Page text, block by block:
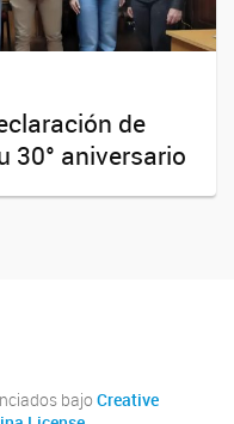
de
30° aniversario
bajo Creative